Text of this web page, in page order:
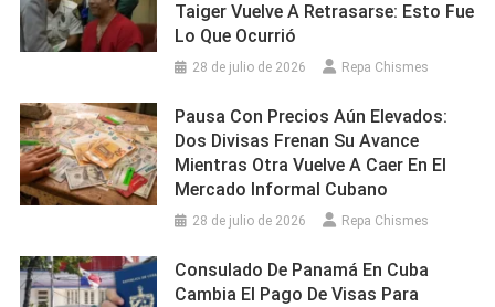
Taiger Vuelve A Retrasarse: Esto Fue
Lo Que Ocurrió
28 de julio de 2026 Repa Chismes
Pausa Con Precios Aún Elevados:
Dos Divisas Frenan Su Avance
Mientras Otra Vuelve A Caer En El
Mercado Informal Cubano
28 de julio de 2026 Repa Chismes
Consulado De Panamá En Cuba
Cambia El Pago De Visas Para